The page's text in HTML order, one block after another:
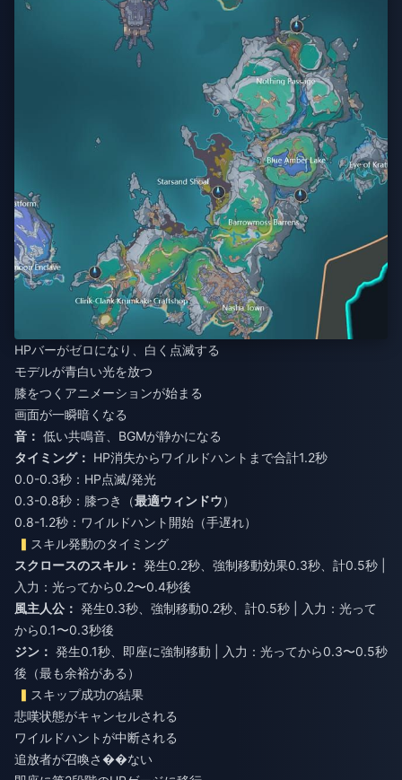
HPバーがゼロになり、白く点滅する
モデルが青白い光を放つ
膝をつくアニメーションが始まる
画面が一瞬暗くなる
音： 低い共鳴音、BGMが静かになる
タイミング： HP消失からワイルドハントまで合計1.2秒
0.0-0.3秒：HP点滅/発光
0.3-0.8秒：膝つき（最適ウィンドウ）
0.8-1.2秒：ワイルドハント開始（手遅れ）
スキル発動のタイミング
スクロースのスキル： 発生0.2秒、強制移動効果0.3秒、計0.5秒 |
入力：光ってから0.2〜0.4秒後
風主人公： 発生0.3秒、強制移動0.2秒、計0.5秒 | 入力：光って
から0.1〜0.3秒後
ジン： 発生0.1秒、即座に強制移動 | 入力：光ってから0.3〜0.5秒
後（最も余裕がある）
スキップ成功の結果
悲嘆状態がキャンセルされる
ワイルドハントが中断される
追放者が召喚さ��ない